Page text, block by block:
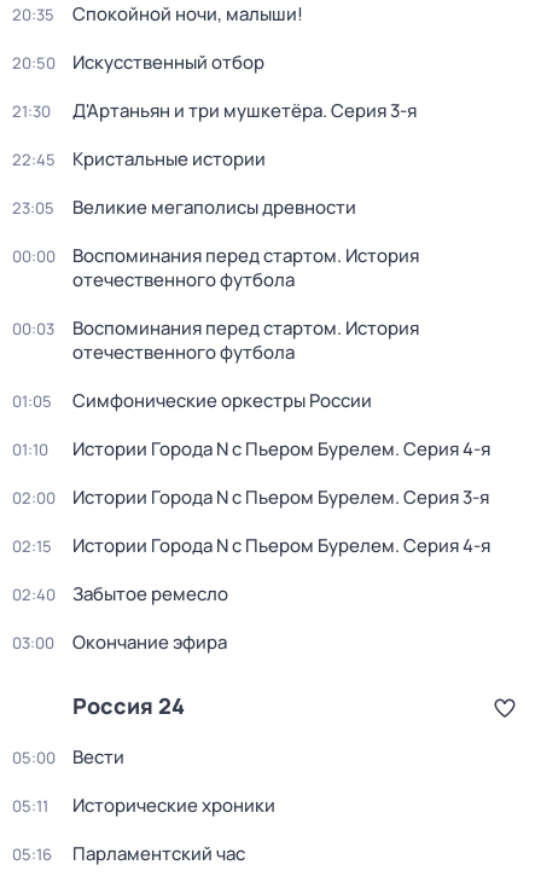
20:35 Спокойной ночи, малыши!
20:50 Искусственный отбор
21:30 Д'Артаньян и три мушкетёра. Серия 3-я
22:45 Кристальные истории
23:05 Великие мегаполисы древности
00:00
Воспоминания перед стартом. История
отечественного футбола
00:03
Воспоминания перед стартом. История
отечественного футбола
01:05 Симфонические оркестры России
01:10 Истории Города N с Пьером Бурелем. Серия 4-я
02:00 Истории Города N с Пьером Бурелем. Серия 3-я
02:15 Истории Города N с Пьером Бурелем. Серия 4-я
02:40 Забытое ремесло
03:00 Окончание эфира
Россия 24
05:00 Вести
05:11 Исторические хроники
05:16 Парламентский час